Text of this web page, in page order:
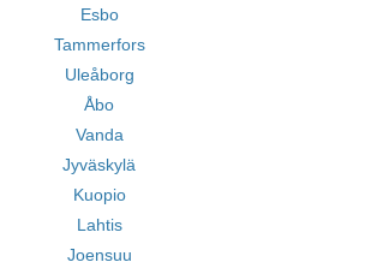
Esbo
Tammerfors
Uleåborg
Åbo
Vanda
Jyväskylä
Kuopio
Lahtis
Joensuu